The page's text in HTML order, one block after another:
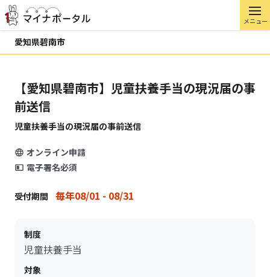
メニュー
愛知県碧南市
【愛知県碧南市】児童扶養手当の現況届の事
前送信
児童扶養手当の現況届の事前送信
オンライン申請
電子署名必須
受付期間 毎年08/01 - 08/31
制度
児童扶養手当
対象